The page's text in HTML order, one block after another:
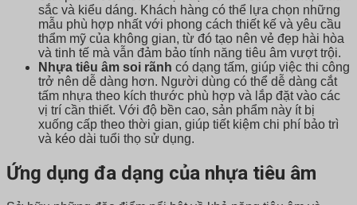
sắc và kiểu dáng. Khách hàng có thể lựa chọn những
mẫu phù hợp nhất với phong cách thiết kế và yêu cầu
thẩm mỹ của không gian, từ đó tạo nên vẻ đẹp hài hòa
và tinh tế mà vẫn đảm bảo tính năng tiêu âm vượt trội.
Nhựa tiêu âm soi rãnh có dạng tấm, giúp việc thi công
trở nên dễ dàng hơn. Người dùng có thể dễ dàng cắt
tấm nhựa theo kích thước phù hợp và lắp đặt vào các
vị trí cần thiết. Với độ bền cao, sản phẩm này ít bị
xuống cấp theo thời gian, giúp tiết kiệm chi phí bảo trì
và kéo dài tuổi thọ sử dụng.
Ứng dụng đa dạng của nhựa tiêu âm